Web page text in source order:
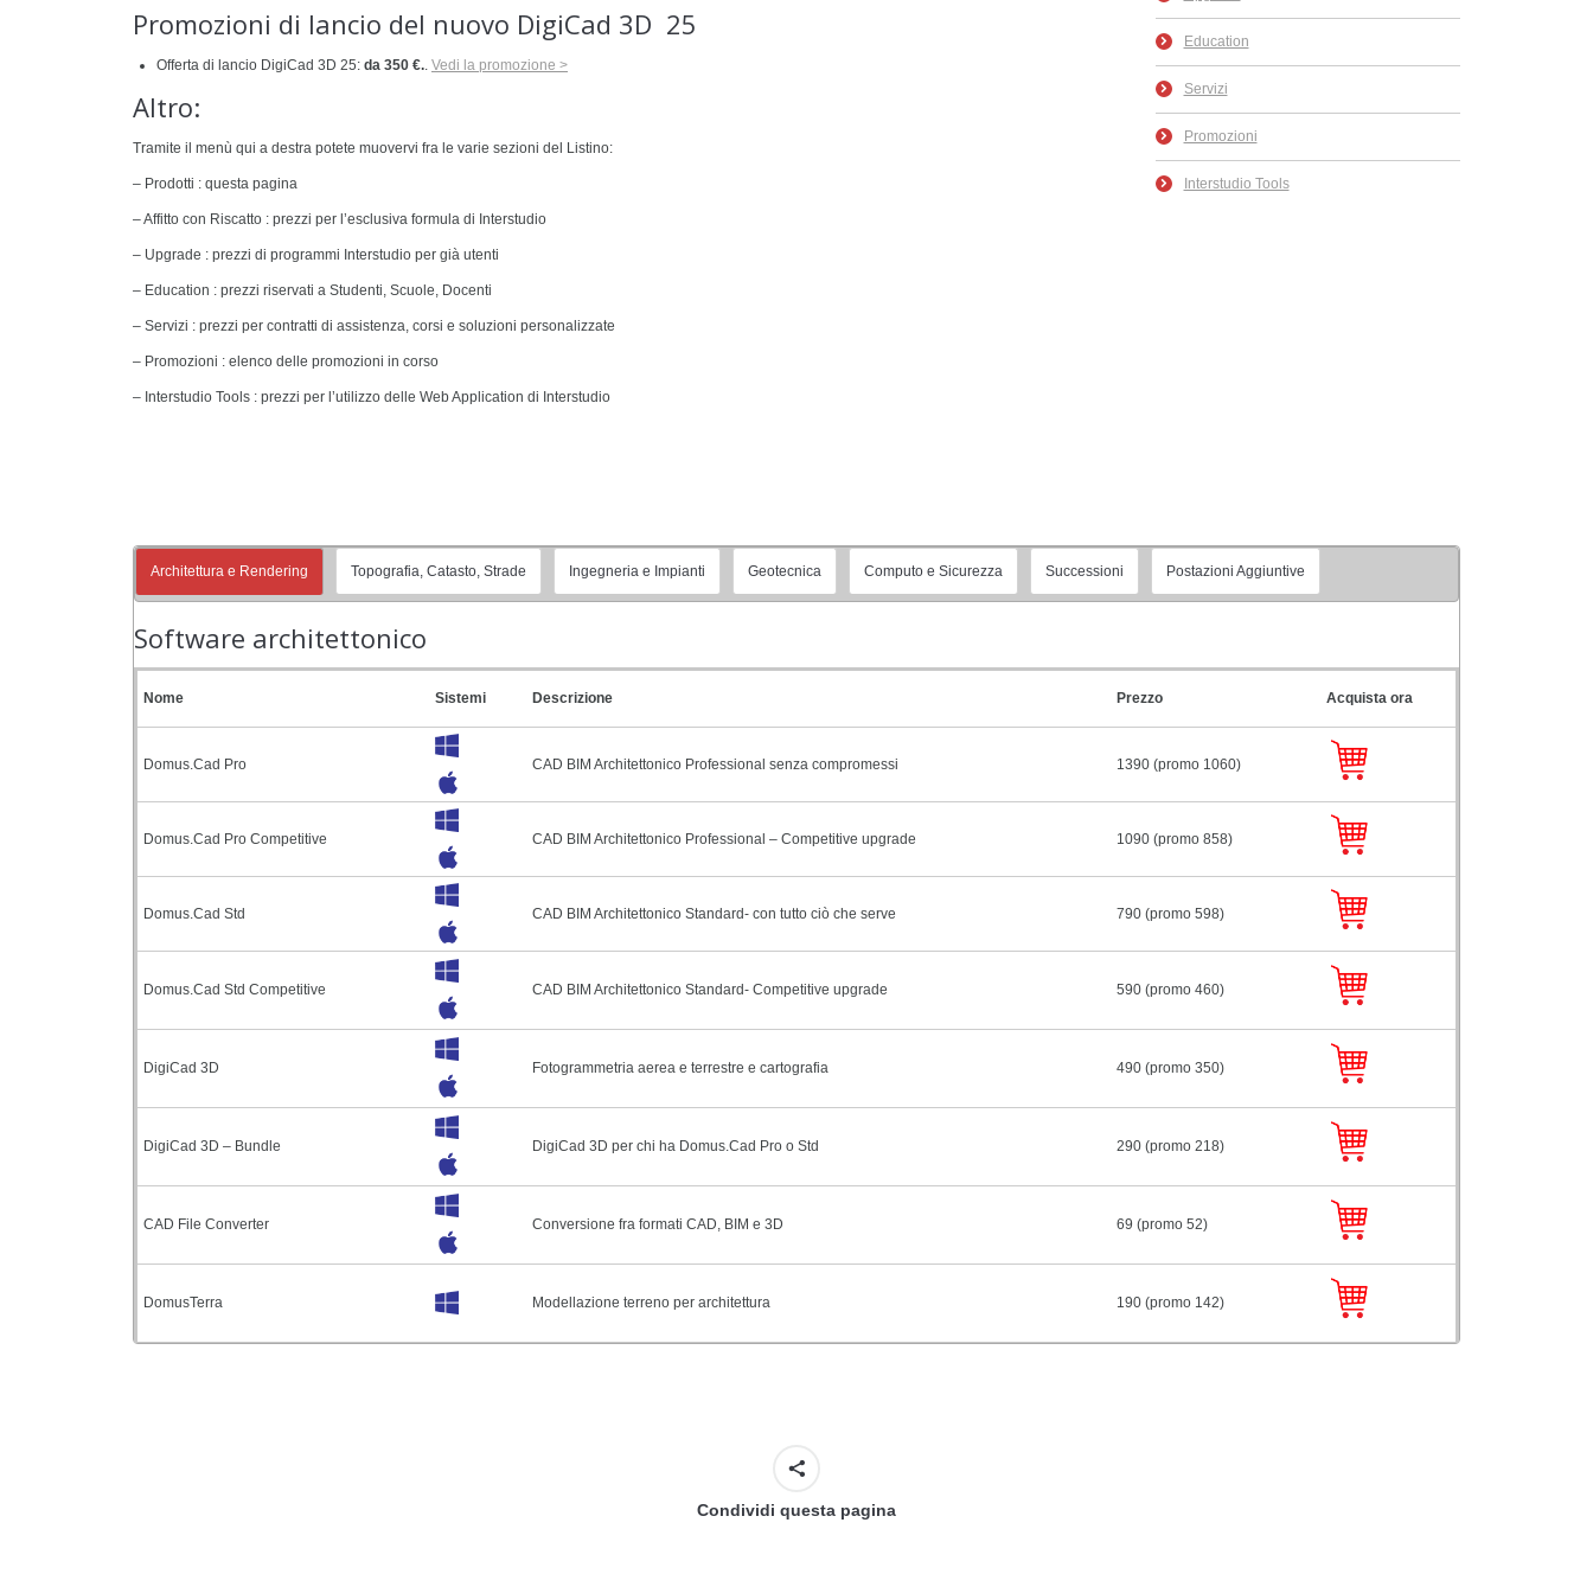
Promozioni di lancio del nuovo DigiCad 3D 25
Offerta di lancio DigiCad 3D 25: da 350 €.. Vedi la promozione >
Altro:
Tramite il menù qui a destra potete muovervi fra le varie sezioni del Listino:
– Prodotti : questa pagina
– Affitto con Riscatto : prezzi per l’esclusiva formula di Interstudio
– Upgrade : prezzi di programmi Interstudio per già utenti
– Education : prezzi riservati a Studenti, Scuole, Docenti
– Servizi : prezzi per contratti di assistenza, corsi e soluzioni personalizzate
– Promozioni : elenco delle promozioni in corso
– Interstudio Tools : prezzi per l’utilizzo delle Web Application di Interstudio
Education
Servizi
Promozioni
Interstudio Tools
Architettura e Rendering Topografia, Catasto, Strade Ingegneria e Impianti Geotecnica Computo e Sicurezza Successioni Postazioni Aggiuntive
Software architettonico
Nome Sistemi Descrizione Prezzo Acquista ora
Domus.Cad Pro CAD BIM Architettonico Professional senza compromessi 1390 (promo 1060)
Domus.Cad Pro Competitive CAD BIM Architettonico Professional – Competitive upgrade 1090 (promo 858)
Domus.Cad Std CAD BIM Architettonico Standard- con tutto ciò che serve 790 (promo 598)
Domus.Cad Std Competitive CAD BIM Architettonico Standard- Competitive upgrade 590 (promo 460)
DigiCad 3D Fotogrammetria aerea e terrestre e cartografia 490 (promo 350)
DigiCad 3D – Bundle DigiCad 3D per chi ha Domus.Cad Pro o Std 290 (promo 218)
CAD File Converter Conversione fra formati CAD, BIM e 3D 69 (promo 52)
DomusTerra Modellazione terreno per architettura 190 (promo 142)
Condividi questa pagina